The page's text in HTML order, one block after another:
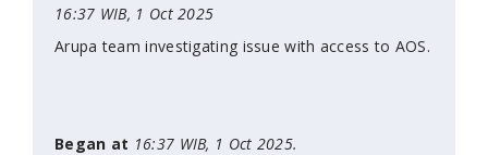
16:37 WIB, 1 Oct 2025
Arupa team investigating issue with access to AOS.
Began at 16:37 WIB, 1 Oct 2025.